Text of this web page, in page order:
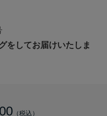
をしてお届けいたしま